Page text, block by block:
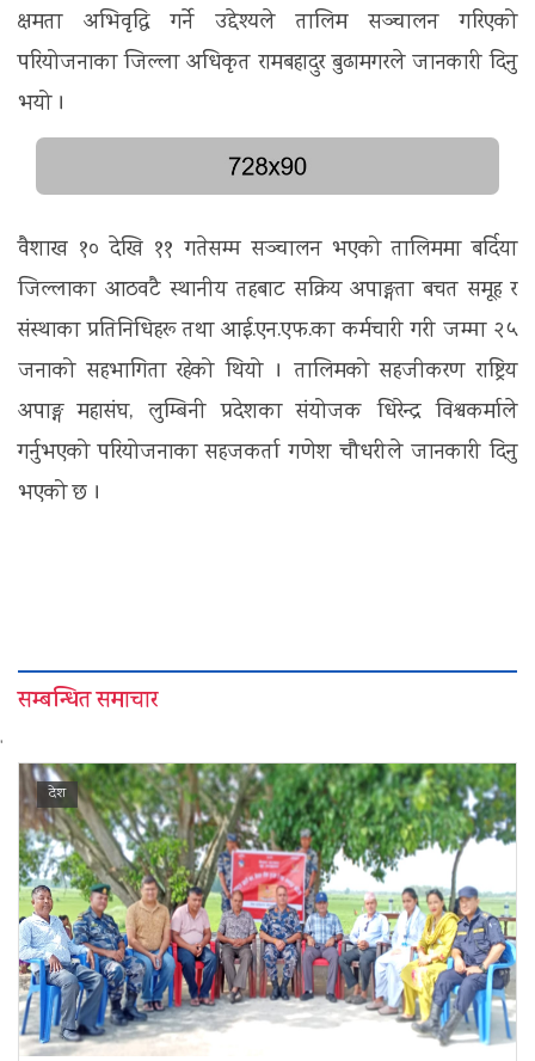
क्षमता अभिवृद्धि गर्ने उद्देश्यले तालिम सञ्चालन गरिएको
परियोजनाका जिल्ला अधिकृत रामबहादुर बुढामगरले जानकारी दिनु
भयो ।
वैशाख १० देखि ११ गतेसम्म सञ्चालन भएको तालिममा बर्दिया
जिल्लाका आठवटै स्थानीय तहबाट सक्रिय अपाङ्गता बचत समूह र
संस्थाका प्रतिनिधिहरू तथा आई.एन.एफ.का कर्मचारी गरी जम्मा २५
जनाको सहभागिता रहेको थियो । तालिमको सहजीकरण राष्ट्रिय
अपाङ्ग महासंघ, लुम्बिनी प्रदेशका संयोजक धिरेन्द्र विश्वकर्माले
गर्नुभएको परियोजनाका सहजकर्ता गणेश चौधरीले जानकारी दिनु
भएको छ ।
सम्बन्धित समाचार
'
देश